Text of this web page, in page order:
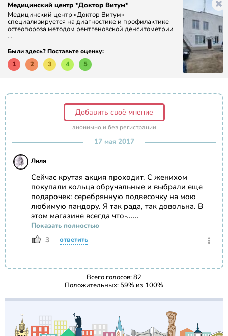
Медицинский центр *Доктор Витум*
Медицинский центр «Доктор Витум»
специализируется на диагностике и профилактике
остеопороза методом рентгеновской денситометрии
...
Были здесь? Поставьте оценку:
1 2 3 4 5
Добавить своё мнение
анонимно и без регистрации
17 мая 2017
Лиля
Сейчас крутая акция проходит. С женихом
покупали кольца обручальные и выбрали еще
подарочек: серебрянную подвесочку на мою
любимую пандору. Я так рада, так довольна. В
этом магазине всегда что-......
Показать полностью
3 ответить
Всего голосов:82
Положительных: 59% из 100%